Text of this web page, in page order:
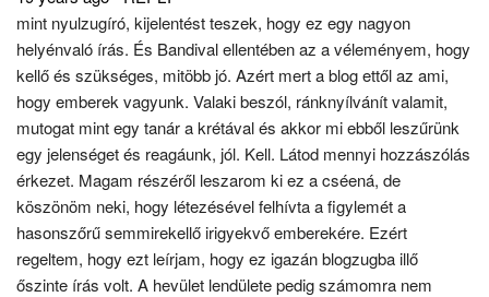
mint nyulzugíró, kijelentést teszek, hogy ez egy nagyon
helyénvaló írás. És Bandival ellentében az a véleményem, hogy
kellő és szükséges, mitöbb jó. Azért mert a blog ettől az ami,
hogy emberek vagyunk. Valaki beszól, ránknyílvánít valamit,
mutogat mint egy tanár a krétával és akkor mi ebből leszűrünk
egy jelenséget és reagáunk, jól. Kell. Látod mennyi hozzászólás
érkezet. Magam részéről leszarom ki ez a cséená, de
köszönöm neki, hogy létezésével felhívta a figylemét a
hasonszőrű semmirekellő irigyekvő emberekére. Ezért
regeltem, hogy ezt leírjam, hogy ez igazán blogzugba illő
őszinte írás volt. A hevület lendülete pedig számomra nem